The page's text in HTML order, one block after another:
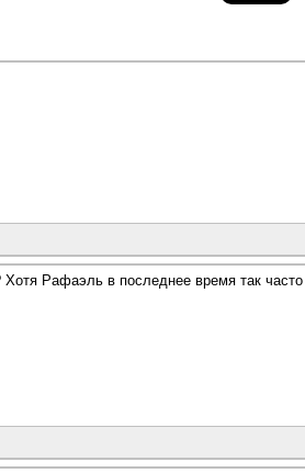
Хотя Рафаэль в последнее время так